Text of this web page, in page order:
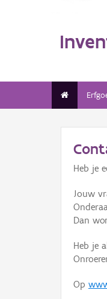
Heb je
Jouw
Dan
Heb je
Op